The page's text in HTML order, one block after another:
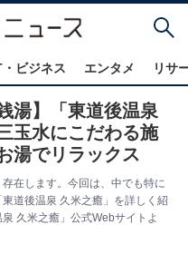
・ビジネス エンタメ リサ
湯】「東道後温泉
玉水にこだわる施
湯でリラックス
在します。今回は、中でも特に
道後温泉 久米之癒」を詳しく紹
久米之癒」公式Webサイトよ